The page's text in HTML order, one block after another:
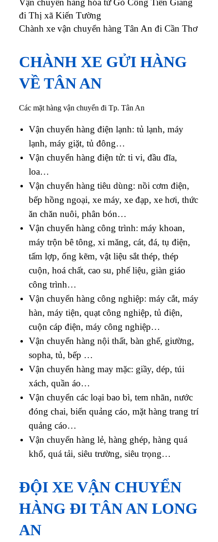
Vận chuyển hàng hóa từ Gò Công Tiền Giang
đi Thị xã Kiến Tường
Chành xe vận chuyển hàng Tân An đi Cần Thơ
CHÀNH XE GỬI HÀNG
VỀ TÂN AN
Các mặt hàng vận chuyển đi Tp. Tân An
Vận chuyển hàng điện lạnh: tủ lạnh, máy
lạnh, máy giặt, tủ đông…
Vận chuyển hàng điện tử: ti vi, đầu đĩa,
loa…
Vận chuyển hàng tiêu dùng: nồi cơm điện,
bếp hồng ngoại, xe máy, xe đạp, xe hơi, thức
ăn chăn nuôi, phân bón…
Vận chuyển hàng công trình: máy khoan,
máy trộn bê tông, xi măng, cát, đá, tụ điện,
tấm lợp, ống kẽm, vật liệu sắt thép, thép
cuộn, hoá chất, cao su, phế liệu, giàn giáo
công trình…
Vận chuyển hàng công nghiệp: máy cắt, máy
hàn, máy tiện, quạt công nghiệp, tủ điện,
cuộn cáp điện, máy công nghiệp…
Vận chuyển hàng nội thất, bàn ghế, giường,
sopha, tủ, bếp …
Vận chuyển hàng may mặc: giầy, dép, túi
xách, quần áo…
Vận chuyển các loại bao bì, tem nhãn, nước
đóng chai, biển quảng cáo, mặt hàng trang trí
quảng cáo…
Vận chuyển hàng lẻ, hàng ghép, hàng quá
khổ, quá tải, siêu trường, siêu trọng…
ĐỘI XE VẬN CHUYỂN
HÀNG ĐI TÂN AN LONG
AN